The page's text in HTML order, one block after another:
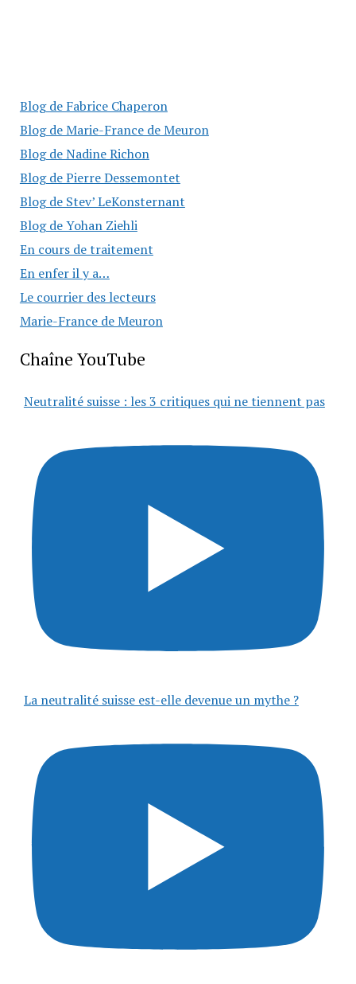
Blog de Fabrice Chaperon
Blog de Marie-France de Meuron
Blog de Nadine Richon
Blog de Pierre Dessemontet
Blog de Stev’ LeKonsternant
Blog de Yohan Ziehli
En cours de traitement
En enfer il y a…
Le courrier des lecteurs
Marie-France de Meuron
Chaîne YouTube
Neutralité suisse : les 3 critiques qui ne tiennent pas
La neutralité suisse est-elle devenue un mythe ?